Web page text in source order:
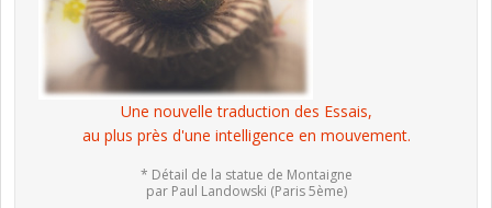
Une nouvelle traduction des Essais,
au plus près d'une intelligence en mouvement.
* Détail de la statue de Montaigne
par Paul Landowski (Paris 5ème)